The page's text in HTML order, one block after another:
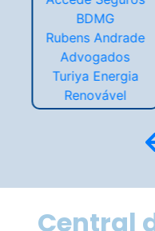
de 2026